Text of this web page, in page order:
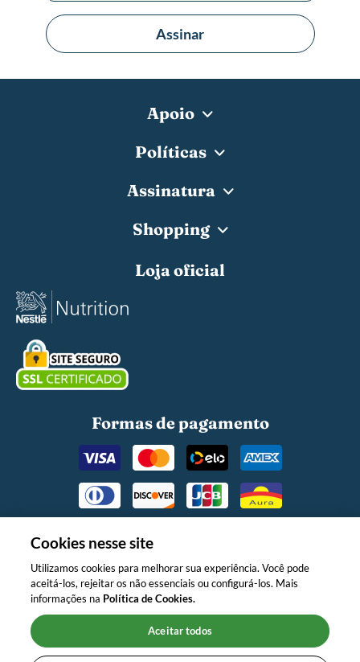
Assinar
Apoio
Políticas
Assinatura
Shopping
Loja oficial
Formas de pagamento
O MINISTÉRIO DA SAÚDE INFORMA:
CONTINUE AMAMENTANDO SEU
FILHO E OFEREÇA NOVOS
ALIMENTOS."
Cookies nesse site
Utilizamos cookies para melhorar sua experiência. Você pode
aceitá-los, rejeitar os não essenciais ou configurá-los. Mais
informações na Política de Cookies.
Aceitar todos